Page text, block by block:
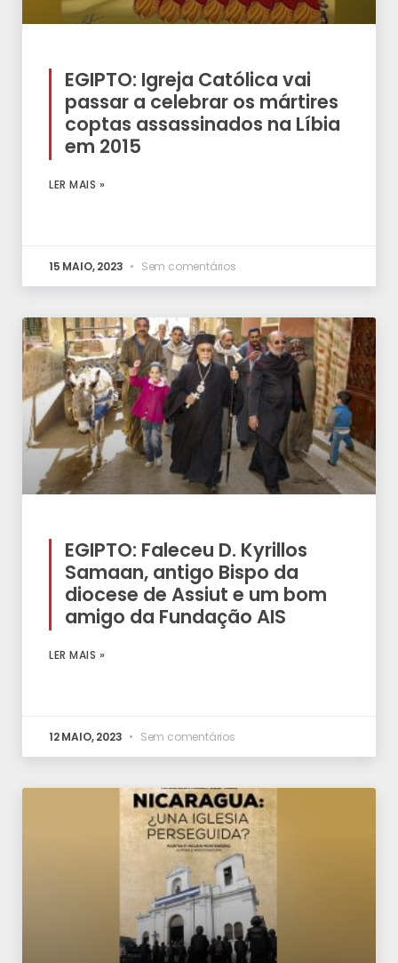
EGIPTO: Igreja Católica vai
passar a celebrar os mártires
coptas assassinados na Líbia
em 2015
LER MAIS »
15 MAIO, 2023 Sem comentários
EGIPTO: Faleceu D. Kyrillos
Samaan, antigo Bispo da
diocese de Assiut e um bom
amigo da Fundação AIS
LER MAIS »
12 MAIO, 2023 Sem comentários